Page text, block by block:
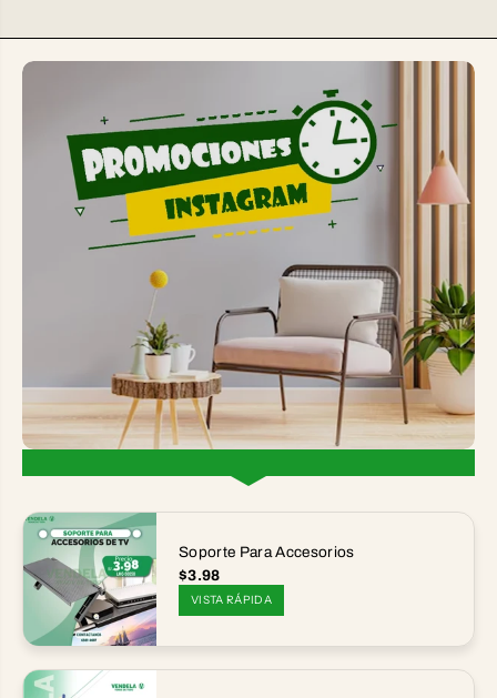
Soporte Para Accesorios
$3.98
VISTA RÁPIDA